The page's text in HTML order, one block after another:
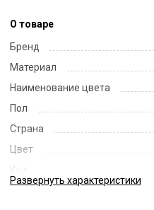
О товаре
Бренд
Материал
Наименование цвета
Пол
Страна
Цвет
Код
Развернуть характеристики